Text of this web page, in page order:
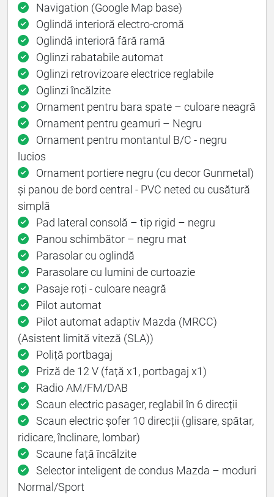
Navigation (Google Map base)
Oglindă interioră electro-cromă
Oglindă interioră fără ramă
Oglinzi rabatabile automat
Oglinzi retrovizoare electrice reglabile
Oglinzi încălzite
Ornament pentru bara spate – culoare neagră
Ornament pentru geamuri – Negru
Ornament pentru montantul B/C - negru
lucios
Ornament portiere negru (cu decor Gunmetal)
și panou de bord central - PVC neted cu cusătură
simplă
Pad lateral consolă – tip rigid – negru
Panou schimbător – negru mat
Parasolar cu oglindă
Parasolare cu lumini de curtoazie
Pasaje roți - culoare neagră
Pilot automat
Pilot automat adaptiv Mazda (MRCC)
(Asistent limită viteză (SLA))
Poliță portbagaj
Priză de 12 V (față x1, portbagaj x1)
Radio AM/FM/DAB
Scaun electric pasager, reglabil în 6 direcții
Scaun electric șofer 10 direcții (glisare, spătar,
ridicare, înclinare, lombar)
Scaune față încălzite
Selector inteligent de condus Mazda – moduri
Normal/Sport